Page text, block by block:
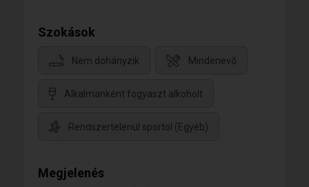
Szokások
Nem dohányzik Mindenevő
Alkalmanként fogyaszt alkoholt
Rendszertelenül sportol (Egyéb)
Megjelenés